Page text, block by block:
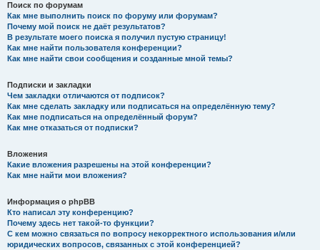
Поиск по форумам
Как мне выполнить поиск по форуму или форумам?
Почему мой поиск не даёт результатов?
В результате моего поиска я получил пустую страницу!
Как мне найти пользователя конференции?
Как мне найти свои сообщения и созданные мной темы?
Подписки и закладки
Чем закладки отличаются от подписок?
Как мне сделать закладку или подписаться на определённую тему?
Как мне подписаться на определённый форум?
Как мне отказаться от подписки?
Вложения
Какие вложения разрешены на этой конференции?
Как мне найти мои вложения?
Информация о phpBB
Кто написал эту конференцию?
Почему здесь нет такой-то функции?
С кем можно связаться по вопросу некорректного использования и/или
юридических вопросов, связанных с этой конференцией?